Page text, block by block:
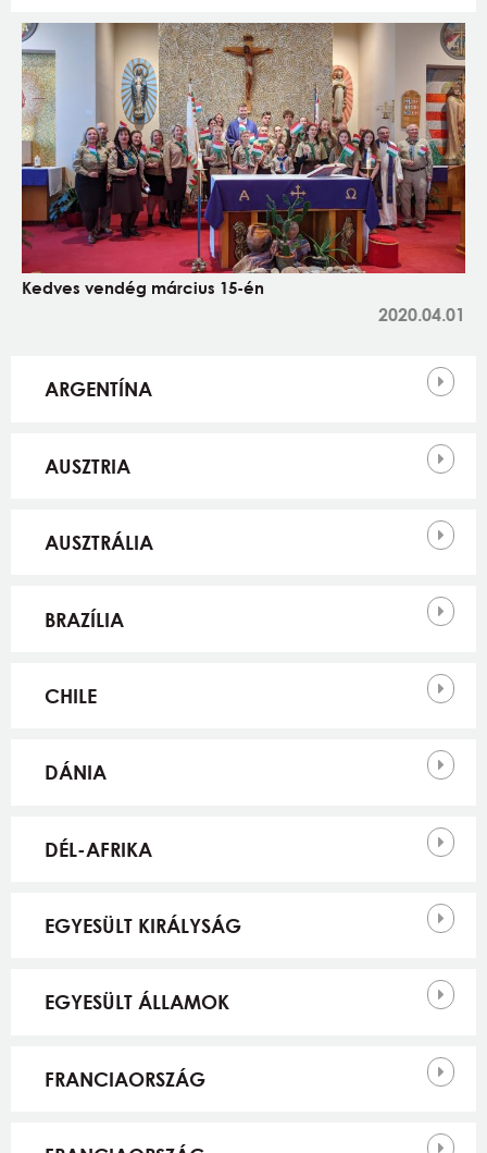
Kedves vendég március 15-én
2020.04.01
Országok
ARGENTÍNA
AUSZTRIA
AUSZTRÁLIA
BRAZÍLIA
CHILE
DÁNIA
DÉL-AFRIKA
EGYESÜLT KIRÁLYSÁG
EGYESÜLT ÁLLAMOK
FRANCIAORSZÁG